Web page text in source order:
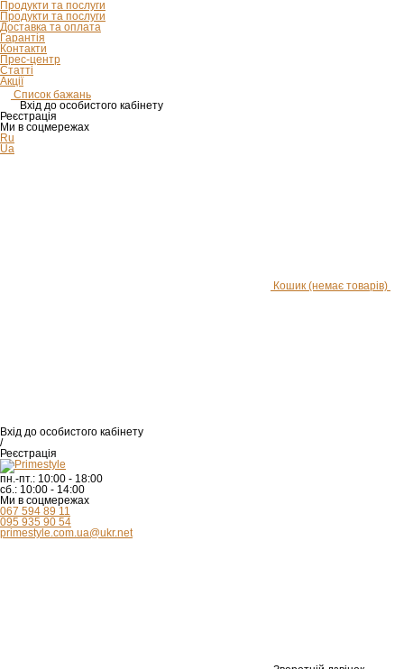
Продукти та послуги
Продукти та послуги
Доставка та оплата
Гарантія
Контакти
Прес-центр
Статті
Акції
Список бажань
Вхід до особистого кабінету
Реєстрація
Ми в соцмережах
Ru
Ua
Кошик (немає товарів)
Вхід до особистого кабінету
/
Реєстрація
пн.-пт.: 10:00 - 18:00
сб.: 10:00 - 14:00
Ми в соцмережах
067 594 89 11
095 935 90 54
primestyle.com.ua@ukr.net